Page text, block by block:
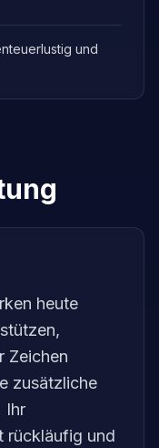
und
heute
Zeichen
zusätzliche
Ihr
rückläufig und